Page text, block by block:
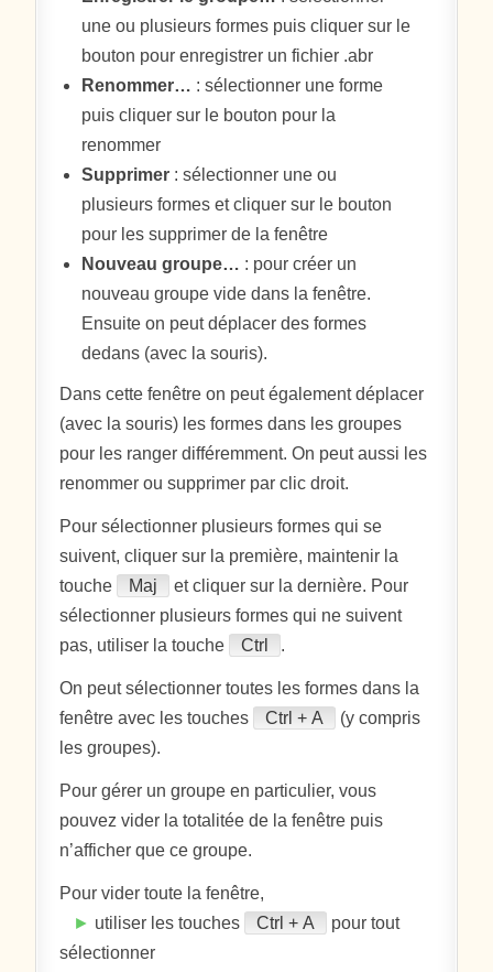
une ou plusieurs formes puis cliquer sur le
bouton pour enregistrer un fichier .abr
Renommer… : sélectionner une forme
puis cliquer sur le bouton pour la
renommer
Supprimer : sélectionner une ou
plusieurs formes et cliquer sur le bouton
pour les supprimer de la fenêtre
Nouveau groupe… : pour créer un
nouveau groupe vide dans la fenêtre.
Ensuite on peut déplacer des formes
dedans (avec la souris).
Dans cette fenêtre on peut également déplacer
(avec la souris) les formes dans les groupes
pour les ranger différemment. On peut aussi les
renommer ou supprimer par clic droit.
Pour sélectionner plusieurs formes qui se
suivent, cliquer sur la première, maintenir la
touche
Maj
et cliquer sur la dernière. Pour
sélectionner plusieurs formes qui ne suivent
pas, utiliser la touche
Ctrl .
On peut sélectionner toutes les formes dans la
fenêtre avec les touches
Ctrl + A
(y compris
les groupes).
Pour gérer un groupe en particulier, vous
pouvez vider la totalitée de la fenêtre puis
n’afficher que ce groupe.
Pour vider toute la fenêtre,
► utiliser les touches Ctrl + A
pour tout
sélectionner